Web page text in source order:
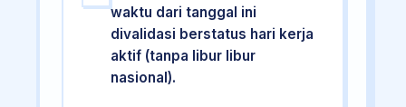
waktu dari tanggal ini
divalidasi berstatus hari kerja
aktif (tanpa libur libur
nasional).